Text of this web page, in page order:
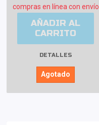
compras en línea con envío
AÑADIR AL
CARRITO
DETALLES
Agotado